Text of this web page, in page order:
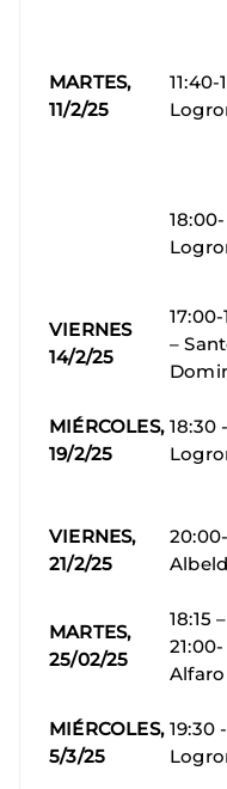
MARTES,
11/2/25
11:40-
18:00-
VIERNES
14/2/25
–
MIÉRCOLES,
19/2/25
18:30 -
VIERNES,
21/2/25
20:00-
MARTES,
25/02/25
18:15 –
21:00-
Alfaro
MIÉRCOLES,
5/3/25
19:30 -